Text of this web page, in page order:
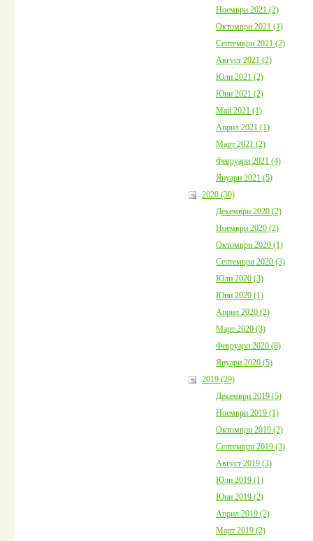
Ноември 2021 (2)
Октомври 2021 (1)
Септември 2021 (2)
Август 2021 (2)
Юли 2021 (2)
Юни 2021 (2)
Май 2021 (1)
Април 2021 (1)
Март 2021 (2)
Февруари 2021 (4)
Януари 2021 (5)
2020 (30)
Декември 2020 (2)
Ноември 2020 (2)
Октомври 2020 (1)
Септември 2020 (3)
Юли 2020 (3)
Юни 2020 (1)
Април 2020 (2)
Март 2020 (3)
Февруари 2020 (8)
Януари 2020 (5)
2019 (29)
Декември 2019 (5)
Ноември 2019 (1)
Октомври 2019 (2)
Септември 2019 (3)
Август 2019 (3)
Юли 2019 (1)
Юни 2019 (2)
Април 2019 (2)
Март 2019 (2)